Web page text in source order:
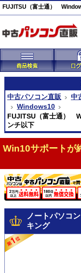
中古パソコン直販
中
Windows10
FUJITSU（富士通）
ンチ以下
Win10サポートが
ノートパソコ
キング